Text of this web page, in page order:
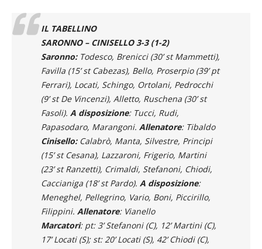
SARONNO – CINISELLO 3-3 (1-2)
Saronno:Todesco, Brenicci (30’ st Mammetti),
Favilla (15’ st Cabezas), Bello, Proserpio (39’ pt
Ferrari), Locati, Schingo, Ortolani, Pedrocchi
(9’ st De Vincenzi), Alletto, Ruschena (30’ st
Fasoli).A disposizione: Tucci, Rudi,
Papasodaro, Marangoni.Allenatore
Cinisello:Calabrò, Manta, Silvestre, Principi
(15’ st Cesana), Lazzaroni, Frigerio, Martini
(23’ st Ranzetti), Crimaldi, Stefanoni, Chiodi,
Caccianiga (18’ st Pardo). A disposizione:
Meneghel, Pellegrino, Vario, Boni, Piccirillo,
Filippini.Allenatore: Vianello
Marcatori: pt: 3’ Stefanoni (C), 12’ Martini (C),
17’ Locati (S); st: 20’ Locati (S), 42’ Chiodi (C),
45’ Ferrari (S).